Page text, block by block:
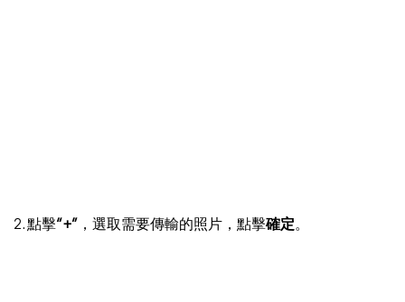
2. 點擊“+” ，選取需要傳輸的照片，點擊確定。